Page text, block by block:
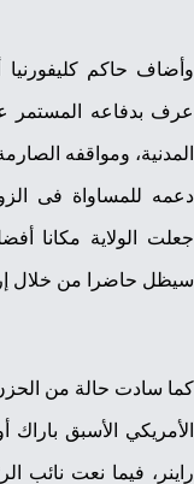
وأضاف حاكم كليفورنيا
عرف بدفاعه المستمر
المدنية، ومواقفه
دعمه للمساواة فى
جعلت الولاية مكانا
سيظل حاضرا من خلال
كما سادت حالة من
الأمريكي الأسبق
راينر، فيما نعت نائب